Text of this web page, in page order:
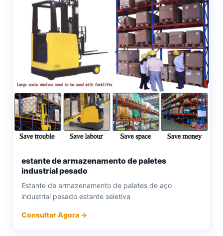
estante de armazenamento de paletes
industrial pesado
Estante de armazenamento de paletes de aço
industrial pesado estante seletiva
Consultar Agora →